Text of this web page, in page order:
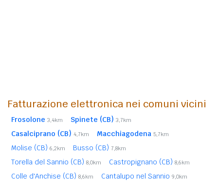
Fatturazione elettronica nei comuni vicini
Frosolone 3,4km Spinete (CB) 3,7km
Casalciprano (CB) 4,7km Macchiagodena 5,7km
Molise (CB) 6,2km Busso (CB) 7,8km
Torella del Sannio (CB) 8,0km Castropignano (CB) 8,6km
Colle d'Anchise (CB) 8,6km Cantalupo nel Sannio 9,0km